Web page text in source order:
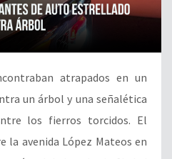
atrapados en un
un árbol y una señalética
los fierros torcidos. El
la avenida López Mateos en